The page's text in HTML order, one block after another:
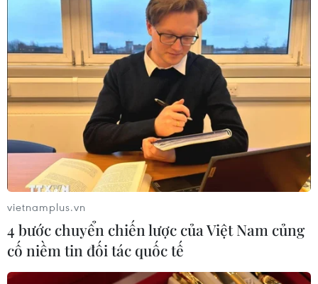
vietnamplus.vn
4 bước chuyển chiến lược của Việt Nam củng
cố niềm tin đối tác quốc tế